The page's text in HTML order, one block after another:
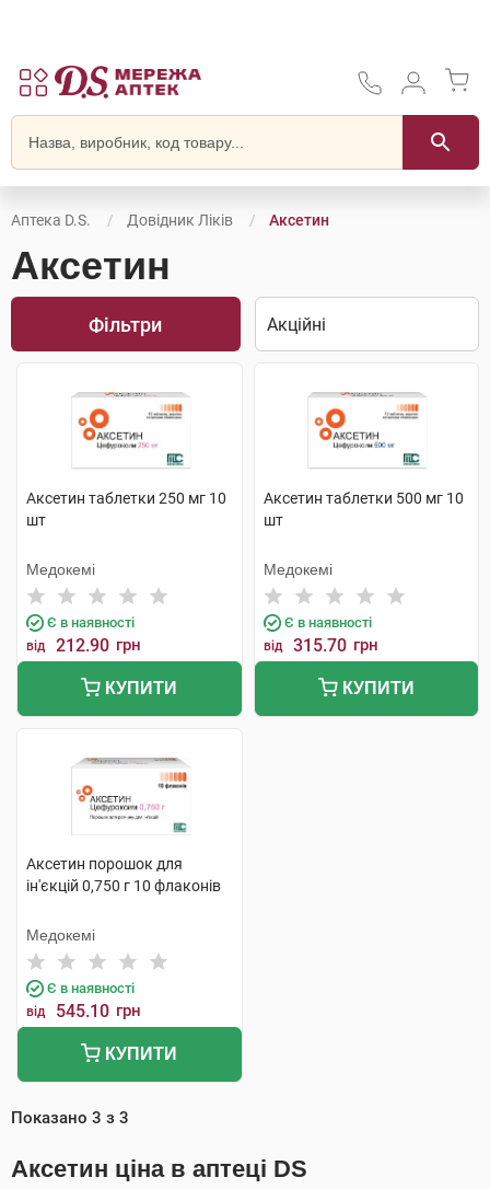
Аптека D.S. Довідник Ліків Аксетин
Аксетин
Фільтри
Аксетин таблетки 250 мг 10
шт
Медокемі
Є в наявності
від 212.90 грн
КУПИТИ
Аксетин таблетки 500 мг 10
шт
Медокемі
Є в наявності
від 315.70 грн
КУПИТИ
Аксетин порошок для
ін'єкцій 0,750 г 10 флаконів
Медокемі
Є в наявності
від 545.10 грн
КУПИТИ
Показано 3 з 3
Аксетин ціна в аптеці DS